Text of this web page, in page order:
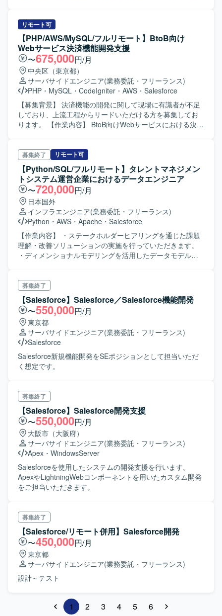
スタックを実務で経験できる案件です。UI/UXにこだわった
SPA開発から堅牢なバックエンド構築まで幅広く携わること
で、フロントエンド・バックエンド双方のスキルを高めて
いただけます。 【開発環境】 フロントエンドは
Vue.js（v3）およびTypeScript、バックエンドは
Java（Spring Boot）を利用した構成となっております。イ
ンフラはオンプレミスOracleとAWS（ECS）を組み合わせ
たハイブリッド環境で、AIを活用したコードおよびテスト
自動生成ツールを用いた開発を行っております。
す。 基本設計・詳細設計、設計レビューを実施し、品質を
担保しながら開発を進めていただきます。 開発メンバーへ
のタスク割り振りや進行管理など、プロジェクトリーダー
としてのマネジメントも行っていただきます。 【求める人
物像】 プロジェクトの目的達成に向けて主体的に動き、自
ら課題を見つけて解決へ導ける方を求めております。 AI技
術や新しい開発手法に対して前向きにキャッチアップし、
チームへ知見を共有していただける方を歓迎いたします。
【ポジションの魅力】 AIチームの一員として、AIを活用し
たWeb系業務システム開発に上流工程から関わることがで
きます。 Next.jsやLaravelを用いたモダンな技術スタックで
見を深めつつ、企画・設計から開発まで幅広い工程に関与
できるポジションです。 【開発環境】 Next.jsやLaravelを
中心としたWebアプリケーション開発環境で、AWS上の各
種サービスを活用したシステム構成となります。 コンテナ
技術なども用いながら、AI関連のAPIやサービスと連携した
機能開発を行っております。
リモート可
【PHP/AWS/MySQL/フルリモート】BtoB向け
Webサービス決済機能開発支援
〜675,000円/月
中央区（東京都）
サーバサイドエンジニア(業務委託・フリーランス)
PHP ・ MySQL ・ CodeIgniter ・ AWS ・ Salesforce
【募集背景】 決済機能の開発に関して現場に有識者が不足
しており、上流工程からリードいただける方を募集してお
ります。 【作業内容】 BtoB向けWebサービスにおける決済
わっていただきます。 【求める人物像】 決済機能開発に関
する知見を活かし、現場をリードしながら主体的に推進い
ただける方を求めております。関係者とのコミュニケーシ
ョンを円滑に行い、上流から下流まで責任感を持って取り
組んでいただける方が望ましいです。 【ポジションの魅
力】 自社サービスの決済機能において、上流工程から運用
保守まで一貫して関われるため、サービス全体を見据えた
開発経験を積むことができます。体制内のメンバーと連携
しながら、AI駆動開発など新しい開発手法にも触れられる
環境です。 【開発環境】 PHP、CodeIgniter、AWS、
MySQL、Cursor(AI駆動開発)を用いたWebサービス開発と
募集終了 リモート可
【Python/SQL/フルリモート】タレントマネジメン
トシステム運営企業におけるデータエンジニア
〜720,000円/月
日本国外
インフラエンジニア(業務委託・フリーランス)
Python ・ AWS ・ Apache ・ Salesforce
【作業内容】 ・ステークホルダーヒアリングを通じた課題
理解・改善ソリューションの実施を行っていただきます。
・ディメンショナルモデリングを活用したデータモデル設
イン構築・実装を行っていただきます。 ・データパイプラ
インの運用監視・障害対応などの運用を行っていただきま
す。 ・技術的な提案・検証（メタデータ管理、データ品質
管理など）を行っていただきます。 【ポジションの魅力】
・データモデリングについて更なるスキルアップにつなげ
ていただける案件でございます。 【開発環境】 開発言語：
Python, SQL 等 開発/運用環境： Docker, VSCode, IntelliJ,
GitLab, GitLab CI, Claude Code, GitHub Copilot, JetBrains
AI Assistant データ基盤： Snowflake ワークフロー管理：
の設計・構築・運用は別担当） 社内ツール： Confluence,
JIRA, Redmine, Slack, Zoom, Google Meet 外部SaaS：
Salesforce, Marketo, GA4, Datadog, Zendesk等
募集終了
【Salesforce】Salesforce／Salesforce機能開発
〜550,000円/月
東京都
サーバサイドエンジニア(業務委託・フリーランス)
Salesforce
Salesforce新規機能開発をSEポジションとして担当いただ
く想定です。
募集終了
【Salesforce】Salesforce開発支援
〜550,000円/月
大阪市（大阪府）
サーバサイドエンジニア(業務委託・フリーランス)
Apex ・ WindowsServer
Salesforceを使用したシステムの開発支援を行います。
ApexやLightningWebコンポーネントを用いたカスタム開発
をご担当いただきます。
募集終了
【Salesforce/リモート併用】Salesforce開発
〜450,000円/月
東京都
サーバサイドエンジニア(業務委託・フリーランス)
設計～テスト
1 2 3 4 5 6